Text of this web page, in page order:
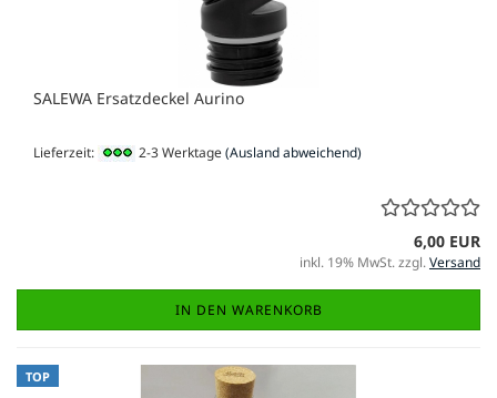
SALEWA Ersatzdeckel Aurino
Lieferzeit: 2-3 Werktage(Ausland abweichend)
6,00 EUR
inkl. 19% MwSt. zzgl.Versand
IN DEN WARENKORB
TOP